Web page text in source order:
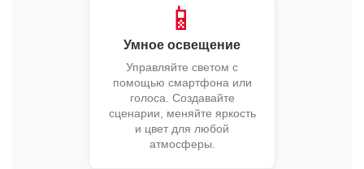
📱
Умное освещение
Управляйте светом с
помощью смартфона или
голоса. Создавайте
сценарии, меняйте яркость
и цвет для любой
атмосферы.